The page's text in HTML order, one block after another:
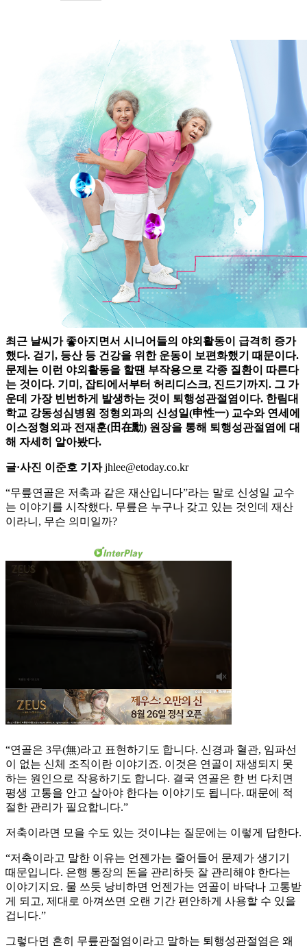
최근 날씨가 좋아지면서 시니어들의 야외활동이 급격히 증가
했다. 걷기, 등산 등 건강을 위한 운동이 보편화했기 때문이다.
문제는 이런 야외활동을 할땐 부작용으로 각종 질환이 따른다
는 것이다. 기미, 잡티에서부터 허리디스크, 진드기까지. 그 가
운데 가장 빈번하게 발생하는 것이 퇴행성관절염이다. 한림대
학교 강동성심병원 정형외과의 신성일(申性一) 교수와 연세에
이스정형외과 전재훈(田在勳) 원장을 통해 퇴행성관절염에 대
해 자세히 알아봤다.
글·사진 이준호 기자jhlee@etoday.co.kr
“무릎연골은 저축과 같은 재산입니다”라는 말로 신성일 교수
는 이야기를 시작했다. 무릎은 누구나 갖고 있는 것인데 재산
이라니, 무슨 의미일까?
“연골은 3무(無)라고 표현하기도 합니다. 신경과 혈관, 임파선
이 없는 신체 조직이란 이야기죠. 이것은 연골이 재생되지 못
하는 원인으로 작용하기도 합니다. 결국 연골은 한 번 다치면
평생 고통을 안고 살아야 한다는 이야기도 됩니다. 때문에 적
절한 관리가 필요합니다.”
저축이라면 모을 수도 있는 것이냐는 질문에는 이렇게 답한다.
“저축이라고 말한 이유는 언젠가는 줄어들어 문제가 생기기
때문입니다. 은행 통장의 돈을 관리하듯 잘 관리해야 한다는
이야기지요. 물 쓰듯 낭비하면 언젠가는 연골이 바닥나 고통받
게 되고, 제대로 아껴쓰면 오랜 기간 편안하게 사용할 수 있을
겁니다.”
그렇다면 흔히 무릎관절염이라고 말하는 퇴행성관절염은 왜